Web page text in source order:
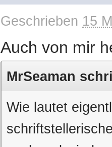
Geschrieben 15
Auch von mir
MrSeaman
Wie lautet